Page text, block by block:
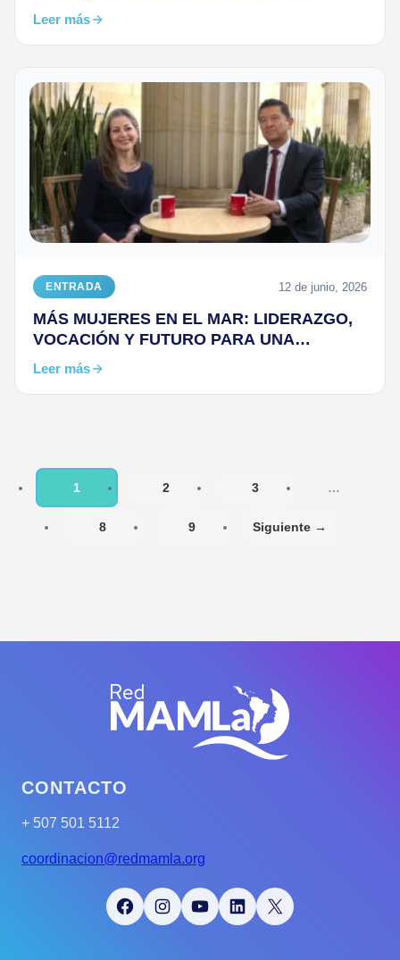
Cargando con los riesgos”
Leer más
ENTRADA 12 de junio, 2026
MÁS MUJERES EN EL MAR: LIDERAZGO,
VOCACIÓN Y FUTURO PARA UNA
INDUSTRIA EN TRANSFORMACIÓN
Leer más
1 2 3 …
8 9 Siguiente →
CONTACTO
+ 507 501 5112
coordinacion@redmamla.org
Facebook Instagram YouTube LinkedIn X